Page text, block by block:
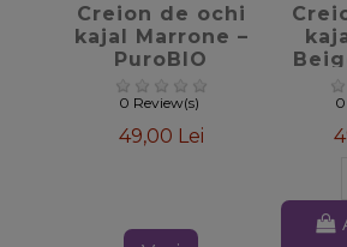
Creion de ochi
kajal Marrone –
PuroBIO
0 Review(s)
49,00 Lei